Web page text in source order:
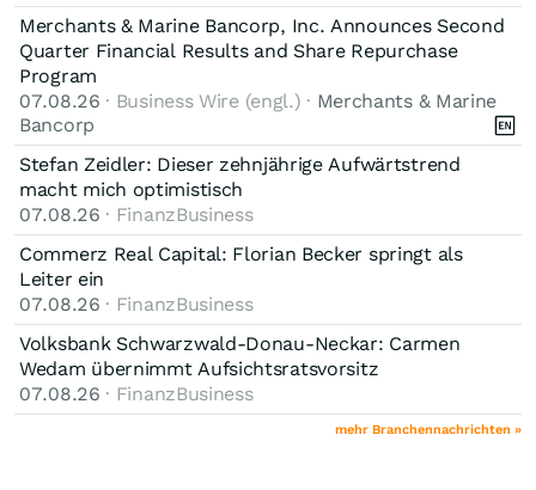
Merchants & Marine Bancorp, Inc. Announces Second
Quarter Financial Results and Share Repurchase
Program
07.08.26 · Business Wire (engl.) · Merchants & Marine
Bancorp
Stefan Zeidler: Dieser zehnjährige Aufwärtstrend
macht mich optimistisch
07.08.26 · FinanzBusiness
Commerz Real Capital: Florian Becker springt als
Leiter ein
07.08.26 · FinanzBusiness
Volksbank Schwarzwald-Donau-Neckar: Carmen
Wedam übernimmt Aufsichtsratsvorsitz
07.08.26 · FinanzBusiness
mehr Branchennachrichten »